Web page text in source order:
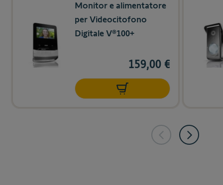
Monitor e alimentatore
per Videocitofono
Digitale V®100+
159,00 €